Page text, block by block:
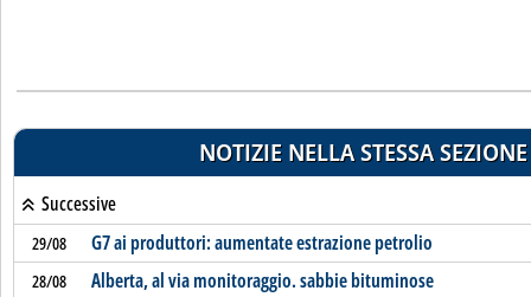
NOTIZIE NELLA STESSA SEZIONE
Successive
29/08 G7 ai produttori: aumentate estrazione petrolio
28/08 Alberta, al via monitoraggio. sabbie bituminose